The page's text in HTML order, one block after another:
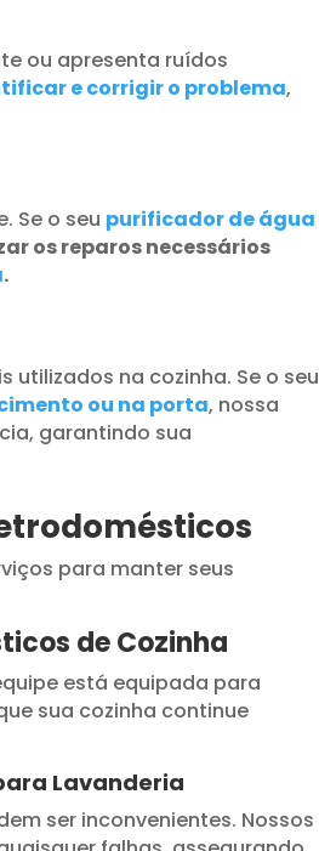
ou apresenta ruídos
e corrigir o problema,
Se o seu purificador de água
os reparos necessários
.
utilizados na cozinha. Se o seu
ou na porta, nossa
garantindo sua
para manter seus
de Cozinha
está equipada para
sua cozinha continue
Lavanderia
ser inconvenientes. Nossos